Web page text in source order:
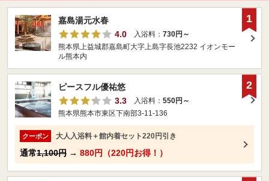
嘉島湯元水春
4.0
入浴料： 730円～
熊本県上益城郡嘉島町大字上島字長池2232 イオンモー
ル熊本内
1
ピースフル優祐悠
3.3
入浴料： 550円～
熊本県熊本市東区下南部3-11-136
クーポン 大人入浴料＋館内着セット220円引き
通常1,100円 → 880円（220円お得！）
2